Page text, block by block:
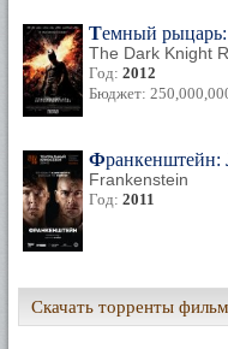
Темный
The Dark Knight
Год: 2012
Бюджет:
Frankenstein
Год: 2011
Скачать торренты